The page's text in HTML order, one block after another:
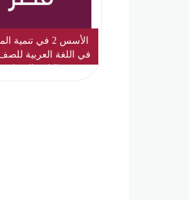
الأسس 2 في تنمية
في اللغة العربية